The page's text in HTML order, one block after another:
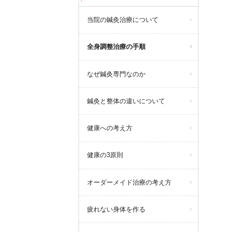
当院の鍼灸治療について
全身調整治療の手順
なぜ鍼灸専門なのか
鍼灸と整体の違いについて
健康への考え方
健康の3原則
オーダーメイド治療の考え方
疲れない身体を作る